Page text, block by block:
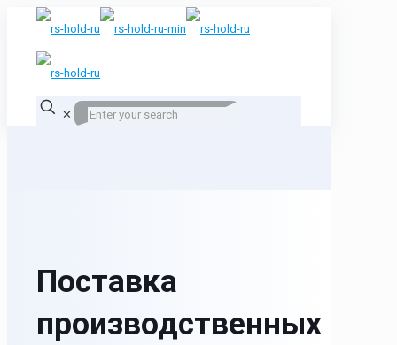
✕
Поставка
производственных